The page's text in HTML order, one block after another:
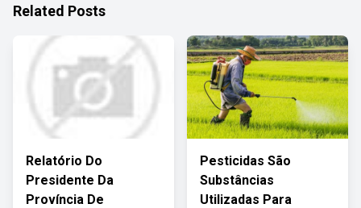
Related Posts
Relatório Do
Presidente Da
Província De
Pesticidas São
Substâncias
Utilizadas Para